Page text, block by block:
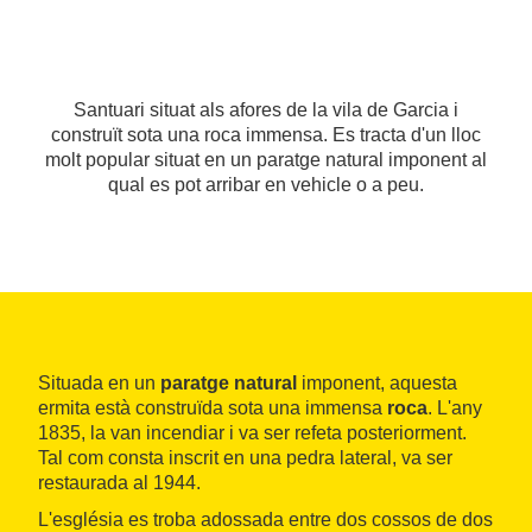
Santuari situat als afores de la vila de Garcia i
construït sota una roca immensa. Es tracta d'un lloc
molt popular situat en un paratge natural imponent al
qual es pot arribar en vehicle o a peu.
Situada en un paratge natural imponent, aquesta
ermita està construïda sota una immensa roca. L'any
1835, la van incendiar i va ser refeta posteriorment.
Tal com consta inscrit en una pedra lateral, va ser
restaurada al 1944.
L'església es troba adossada entre dos cossos de dos